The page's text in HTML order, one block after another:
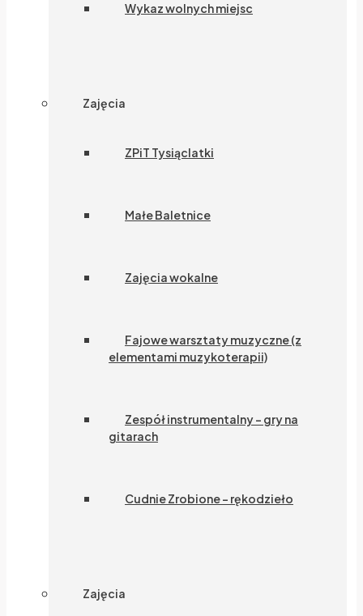
Wykaz wolnych miejsc
Zajęcia
ZPiT Tysiąclatki
Małe Baletnice
Zajęcia wokalne
Fajowe warsztaty muzyczne (z
elementami muzykoterapii)
Zespół instrumentalny – gry na
gitarach
Cudnie Zrobione – rękodzieło
Zajęcia